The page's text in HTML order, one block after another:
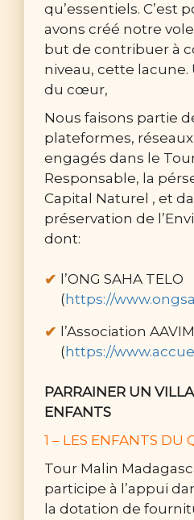
qu’essentiels. C’est
avons créé notre
but de contribuer à
niveau, cette
du cœur,
Nous faisons partie
plateformes,
engagés dans le
Responsable, la
Capital Naturel , et
préservation de
dont:
l’ONG SAHA TELO
( https://
l’Association
( https://
PARRAINER UN
ENFANTS
1 – LES ENFANTS DU
Tour Malin
participe à l’appui
la dotation de